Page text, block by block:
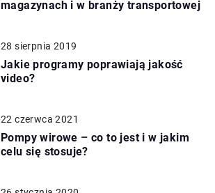
magazynach i w branży transportowej
28 sierpnia 2019
Jakie programy poprawiają jakość
video?
22 czerwca 2021
Pompy wirowe – co to jest i w jakim
celu się stosuje?